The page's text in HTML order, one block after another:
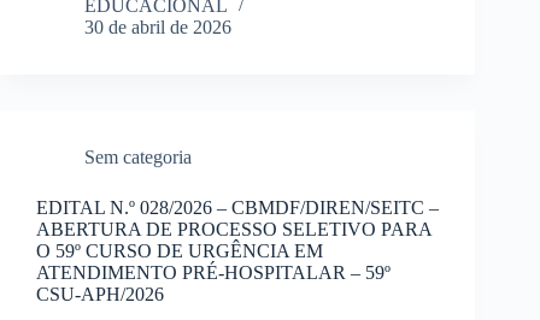
EDUCACIONAL
30 de abril de 2026
Sem categoria
EDITAL N.º 028/2026 – CBMDF/DIREN/SEITC​ –
ABERTURA DE PROCESSO SELETIVO PARA
O 59º CURSO DE URGÊNCIA EM
ATENDIMENTO PRÉ-HOSPITALAR – 59º
CSU-APH/2026